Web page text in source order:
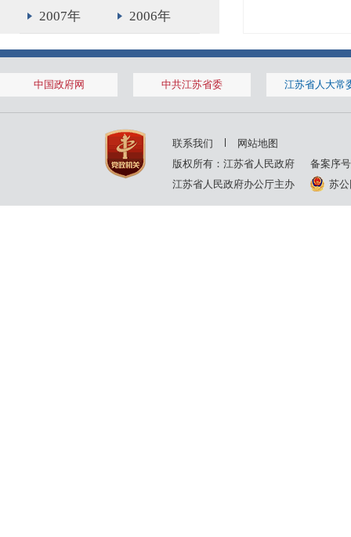
2007年 2006年
2005年 2004年
2003年 2002年
中国政府网 中共江苏省委 江苏省人大常
联系我们
网站地图
版权所有：江苏省人民政府
备案序
江苏省人民政府办公厅主办
苏